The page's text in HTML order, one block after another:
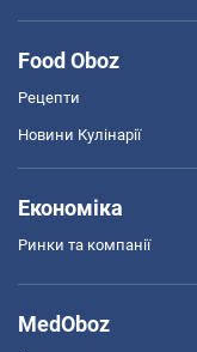
Food Oboz
Рецепти
Новини Кулінарії
Економіка
Ринки та компанії
MedOboz